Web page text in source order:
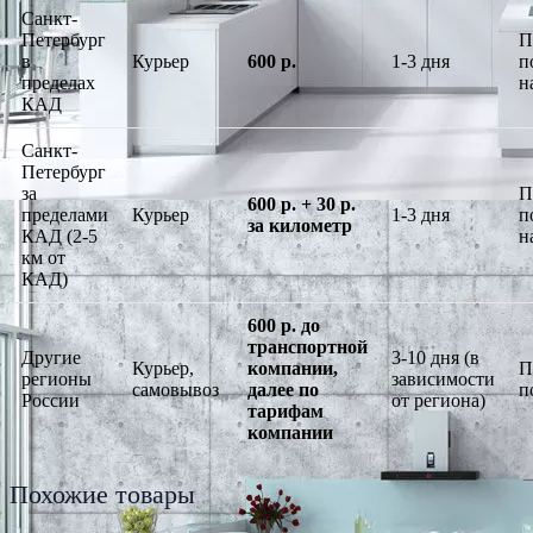
Санкт-
Петербург
в
пределах
КАД
Курьер 600 р. 1-3 дня
Санкт-
Петербург
за
пределами
КАД (2-5
км от
КАД)
Курьер
600 р. + 30 р.
за километр
1-3 дня
Другие
регионы
России
Курьер,
самовывоз
600 р. до
транспортной
компании,
далее по
тарифам
компании
3-10 дня (в
зависимости
от региона)
Похожие товары